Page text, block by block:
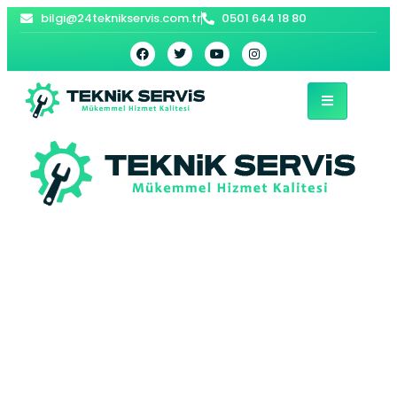
bilgi@24teknikservis.com.tr 0501 644 18 80